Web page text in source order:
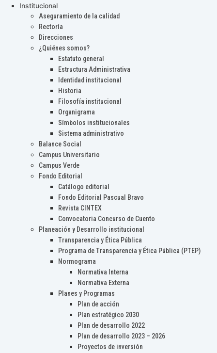
Institucional
Aseguramiento de la calidad
Rectoría
Direcciones
¿Quiénes somos?
Estatuto general
Estructura Administrativa
Identidad institucional
Historia
Filosofía institucional
Organigrama
Símbolos institucionales
Sistema administrativo
Balance Social
Campus Universitario
Campus Verde
Fondo Editorial
Catálogo editorial
Fondo Editorial Pascual Bravo
Revista CINTEX
Convocatoria Concurso de Cuento
Planeación y Desarrollo institucional
Transparencia y Ética Pública
Programa de Transparencia y Ética Pública (PTEP)
Normograma
Normativa Interna
Normativa Externa
Planes y Programas
Plan de acción
Plan estratégico 2030
Plan de desarrollo 2022
Plan de desarrollo 2023 – 2026
Proyectos de inversión